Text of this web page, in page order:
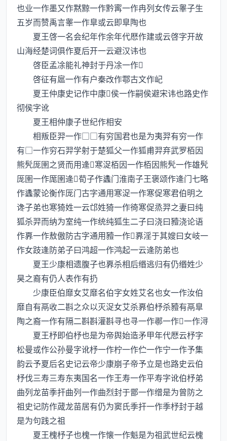
也业一作墨又作黙黥一作黔寗一作冉列女传云睾子生
五岁而赞禹言睾一作臯或云即臯陶也
夏王啓一名会纪年作余年代厯作建或云啓字开故
山海经楚词俱作夏后开一云避汉讳也
啓臣孟凃能礼神封于丹凃一作
啓征有扈一作有户秦改作鄠古文作屺
夏王仲康史记作中康侯一作嗣侯避宋讳也路史作
彻侯字讹
夏王相仲康子世纪作相安
相叛臣羿一作□□有穷国君也是为夷羿有穷一作
有□一作穷石羿学射于楚狐父一作狐甫羿弃武罗栢因
熊髠厐圉之贤而用逄寒浞栢因一作栢因熊髠一作雄髠
厐圉一作厖圉逄荀子作蠭门淮南子王褒颂作逄门七略
作蠭蒙论衡作厐门古字通用寒浞一作寒促寒君伯明之
谗子弟也寒猗姓一云邙姓猗一作徛寒促烝羿之妻曰纯
狐杀羿而纳为室纯一作统纯狐生二子曰浇曰豷浇论语
作奡一作敖傲防古字通用豷一作奡淫于其嫂曰女岐一
作女跂逢防弟子曰鸿超一作鸿起一云逄防弟也
夏王少康相遗腹子也奡杀相后缗逃归有仍缗姓少
昊之裔有仍人表作有扔
少康臣伯靡女艾靡名伯字女姓艾名也女一作汝伯
靡自有鬲收二斟之众以灭浞女艾杀奡伯杼杀豷有鬲臯
陶之裔一作有隔二斟斟灌斟寻也寻一作鄩一作一作浔
夏王杼即伯杼也是为帝舆始造矛甲年代厯云杼字
松曼或作公孙曼字讹杼一作柠一作伫一作宁一作予集
韵云予夏后名史记云帝少康崩子帝予立是也路史云伯
杼伐三寿三寿东夷国名一作王寿一作平寿字讹伯杼弟
曲列龙苗季扞曲列一作曲烈封于鄫一作缯是为曾防之
祖史记防作蒧龙苗居有仍为窦氏季扞一作季杼封于越
是为句践之祖
夏王槐杼子也槐一作懐一作魁是为祖武世纪云槐